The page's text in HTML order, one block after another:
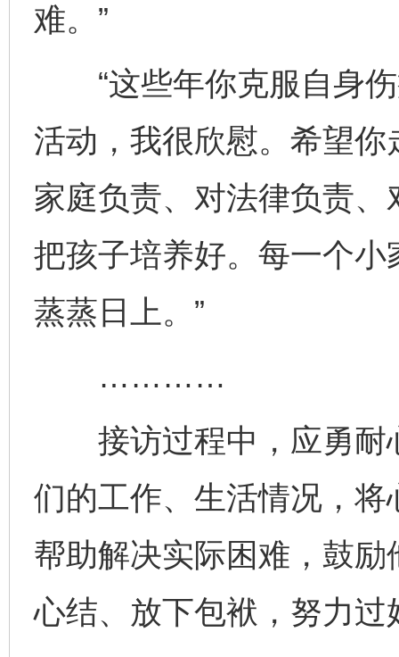
难。”
“这些年你克服自身伤
活动，我很欣慰。希望
家庭负责、对法律负责
把孩子培养好。每一个
蒸蒸日上。”
…………
接访过程中，应勇耐
们的工作、生活情况，
帮助解决实际困难，鼓
心结、放下包袱，努力过